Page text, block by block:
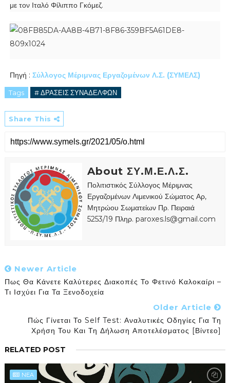
με τον Ιταλό Φίλιππο Γκόμεζ.
Πηγή : Σύλλογος Μέριμνας Εργαζομένων Λ.Σ. (ΣΥΜΕΛΣ)
Tags # ΔΡΑΣΕΙΣ ΣΥΝΑΔΕΛΦΩΝ
Share This
About ΣΥ.Μ.Ε.Λ.Σ.
Πολιτιστικός Σύλλογος Μέριμνας
Εργαζομένων Λιμενικού Σώματος Αρ,
Μητρώου Σωματείων Πρ. Πειραιά
5253/19 Πληρ. paroxes.ls@gmail.com
Newer Article
Πως Θα Κάνετε Καλύτερες Διακοπές Το Φετινό Καλοκαίρι –
Τι Ισχύει Για Τα Ξενοδοχεία
Older Article
Πώς Γίνεται Το Self Test: Αναλυτικές Οδηγίες Για Τη
Χρήση Του Και Τη Δήλωση Αποτελέσματος [βίντεο]
RELATED POST
NEA